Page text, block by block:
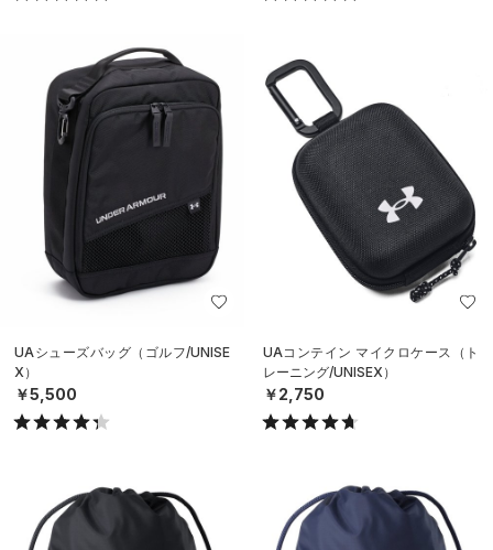
UAシューズバッグ（ゴルフ/UNISE
X）
￥5,500
UAコンテイン マイクロケース（ト
レーニング/UNISEX）
￥2,750